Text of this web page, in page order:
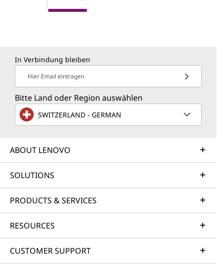
In Verbindung bleiben
Hier Email eintragen
Bitte Land oder Region auswählen
SWITZERLAND - GERMAN
ABOUT LENOVO
SOLUTIONS
PRODUCTS & SERVICES
RESOURCES
CUSTOMER SUPPORT